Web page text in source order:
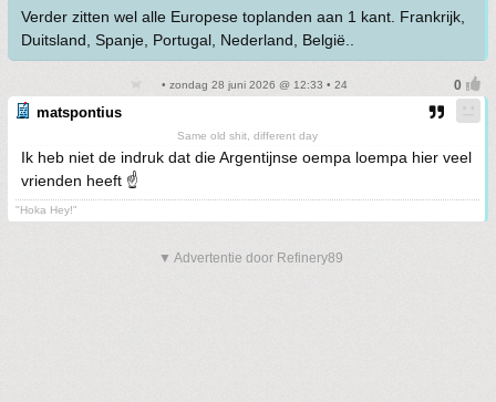
Verder zitten wel alle Europese toplanden aan 1 kant. Frankrijk,
Duitsland, Spanje, Portugal, Nederland, België..
• zondag 28 juni 2026 @ 12:33 • 24
matspontius
Same old shit, different day
Ik heb niet de indruk dat die Argentijnse oempa loempa hier veel
vrienden heeft ☝️
"Hoka Hey!"
▼ Advertentie door Refinery89